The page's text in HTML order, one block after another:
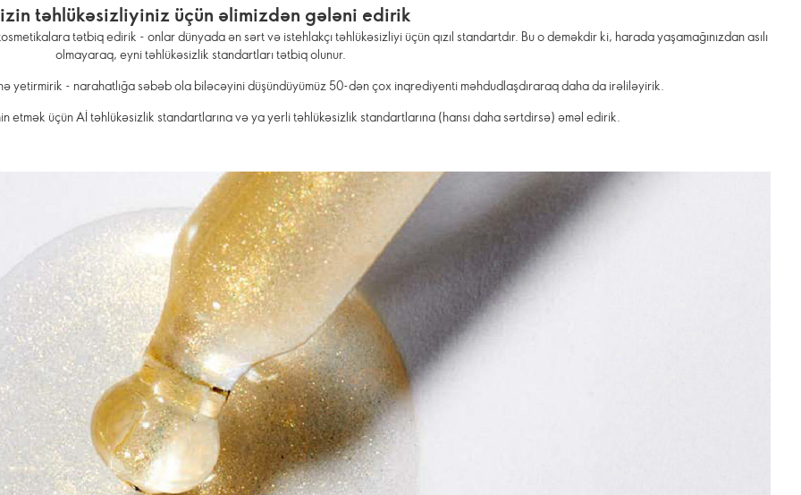
təhlükəsizliyiniz üçün əlimizdən gələni edirik
tətbiq edirik - onlar dünyada ən sərt və istehlakçı təhlükəsizliyi üçün qızıl standartdır. Bu o deməkdir ki, harada yaşamağınızdan asılı
olmayaraq, eyni təhlükəsizlik standartları tətbiq olunur.
yetirmirik - narahatlığa səbəb ola biləcəyini düşündüyümüz 50-dən çox inqrediyenti məhdudlaşdıraraq daha da irəliləyirik.
etmək üçün Aİ təhlükəsizlik standartlarına və ya yerli təhlükəsizlik standartlarına (hansı daha sərtdirsə) əməl edirik.